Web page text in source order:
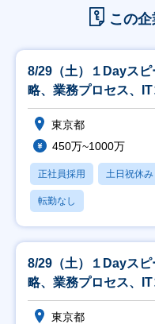
この
8/29（土）１Dayス
略、業務プロセス、
東京都
450万~1000万
正社員採用 土日祝休み
転勤なし
8/29（土）１Dayス
略、業務プロセス、
東京都